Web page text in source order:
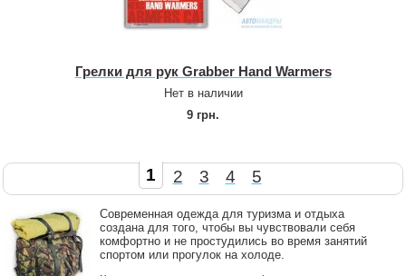
Современная одежда для туризма и отдыха
создана для того, чтобы вы чувствовали себя
комфортно и не простудились во время занятий
спортом или прогулок на холоде.
Грелки для рук Grabber Hand Warmers
Нет в наличии
9 грн.
1 2 3 4 5